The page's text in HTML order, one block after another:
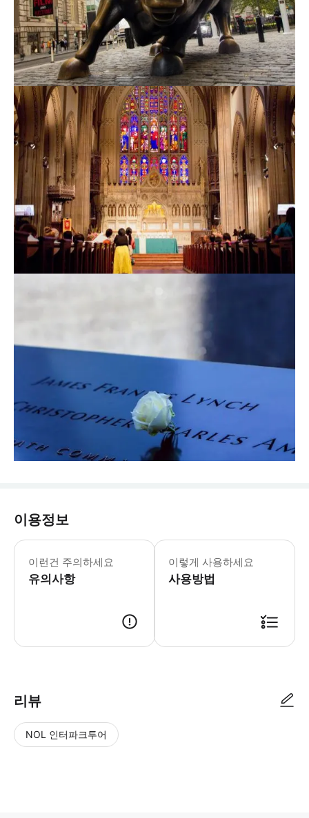
이용정보
이런건 주의하세요
유의사항
이렇게 사용하세요
사용방법
리뷰
NOL 인터파크투어